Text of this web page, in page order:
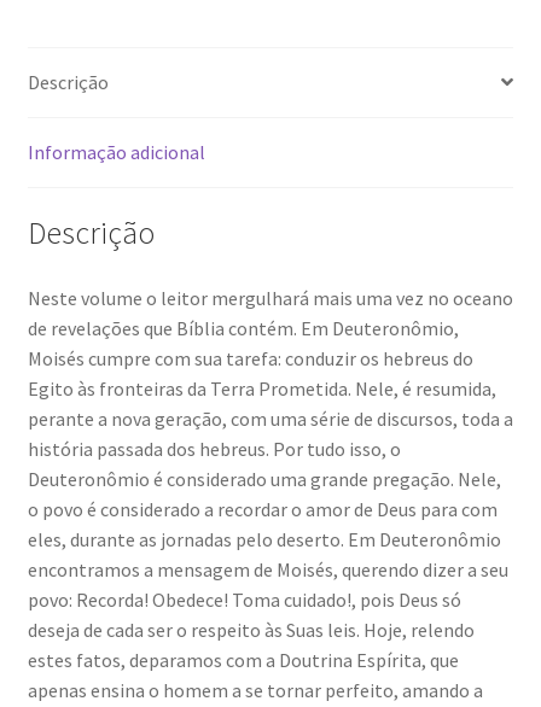
Descrição
Informação adicional
Descrição
Neste volume o leitor mergulhará mais uma vez no oceano
de revelações que Bíblia contém. Em Deuteronômio,
Moisés cumpre com sua tarefa: conduzir os hebreus do
Egito às fronteiras da Terra Prometida. Nele, é resumida,
perante a nova geração, com uma série de discursos, toda a
história passada dos hebreus. Por tudo isso, o
Deuteronômio é considerado uma grande pregação. Nele,
o povo é considerado a recordar o amor de Deus para com
eles, durante as jornadas pelo deserto. Em Deuteronômio
encontramos a mensagem de Moisés, querendo dizer a seu
povo: Recorda! Obedece! Toma cuidado!, pois Deus só
deseja de cada ser o respeito às Suas leis. Hoje, relendo
estes fatos, deparamos com a Doutrina Espírita, que
apenas ensina o homem a se tornar perfeito, amando a